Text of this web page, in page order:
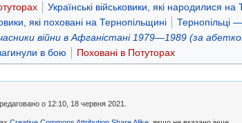
Українські військовики, які народилися на
які поховані на Тернопільщині
Тернопільці
війни в Афганістані 1979—1989 (за
в бою
Поховані в Потуторах
о 12:10, 18 червня 2021.